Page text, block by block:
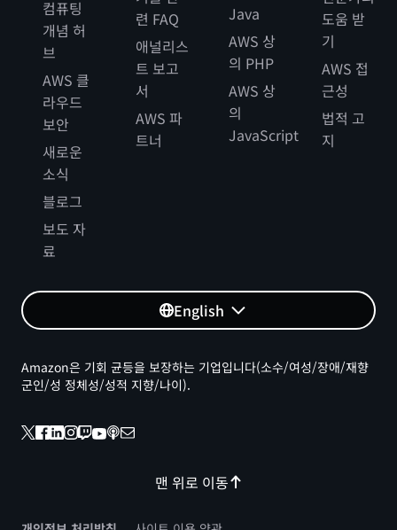
컴퓨팅
개념 허
브
AWS 클
라우드
보안
새로운
소식
블로그
보도 자
료
련 FAQ
애널리스
트 보고
서
AWS 파
트너
Java
AWS 상
의 PHP
AWS 상
의
JavaScript
도움 받
기
AWS 접
근성
법적 고
지
English
맨 위로 이동
Amazon은 기회 균등을 보장하는 기업입니다(소수/여성/장애/재향
군인/성 정체성/성적 지향/나이).